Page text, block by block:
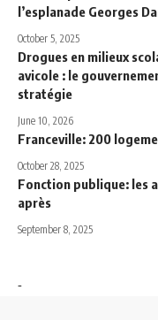
l’esplanade Georges
October 5, 2025
Drogues en milieux
avicole : le
stratégie
June 10, 2026
Franceville: 200
October 28, 2025
Fonction publique: les
après
September 8, 2025
-